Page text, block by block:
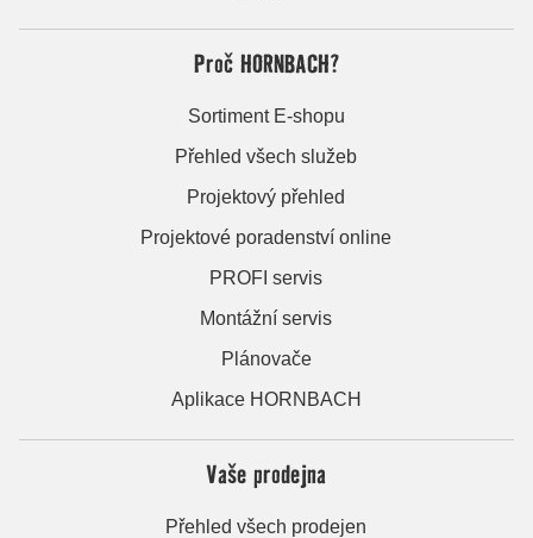
Proč HORNBACH?
Sortiment E-shopu
Přehled všech služeb
Projektový přehled
Projektové poradenství online
PROFI servis
Montážní servis
Plánovače
Aplikace HORNBACH
Vaše prodejna
Přehled všech prodejen